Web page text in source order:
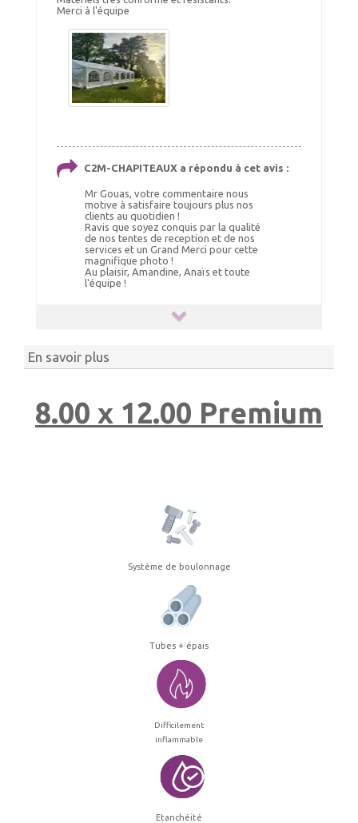
Ajout panier
ELASTIQUES LONGS
Choix Coloris : Blanc, Quantités : 50
52.00 € TTC livré
59.00 €
Ajout panier
SET DE CONTREVENTEMENT
185.00 €
Ajout panier
Merci à l'équipe
C2M-CHAPITEAUX a répondu à cet avis :
Mr Gouas, votre commentaire nous
motive à satisfaire toujours plus nos
clients au quotidien !
Ravis que soyez conquis par la qualité
de nos tentes de reception et de nos
services et un Grand Merci pour cette
magnifique photo !
Au plaisir, Amandine, Anaïs et toute
l'équipe !
En savoir plus
8.00 x 12.00 Premium
Système de boulonnage
Tubes + épais
Difficilement
inflammable
Etanchéité